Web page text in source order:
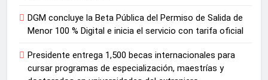
DGM concluye la Beta Pública del Permiso de Salida de
Menor 100 % Digital e inicia el servicio con tarifa oficial
Presidente entrega 1,500 becas internacionales para
cursar programas de especialización, maestrías y